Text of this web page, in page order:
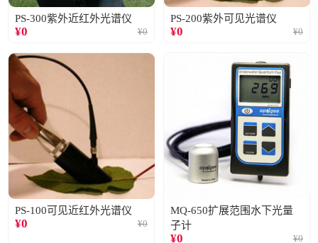
PS-300紫外近红外光谱仪
¥0 ¥0
PS-200紫外可见光谱仪
¥0 ¥0
PS-100可见近红外光谱仪
¥0 ¥0
MQ-650扩展范围水下光量
子计
¥0 ¥0